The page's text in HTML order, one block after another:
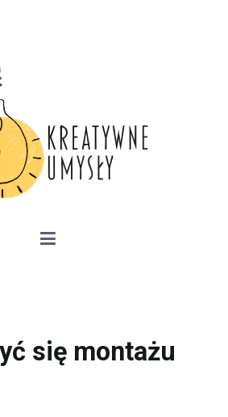
kariera zawodowa,
się montażu